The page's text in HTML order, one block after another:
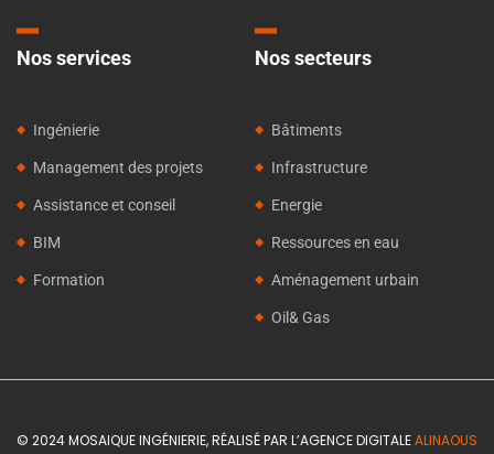
Nos services
Ingénierie
Management des projets
Assistance et conseil
BIM
Formation
Nos secteurs
Bâtiments
Infrastructure
Energie
Ressources en eau
Aménagement urbain
Oil& Gas
© 2024 MOSAIQUE INGÉNIERIE, RÉALISÉ PAR L’AGENCE DIGITALEALINAOUS